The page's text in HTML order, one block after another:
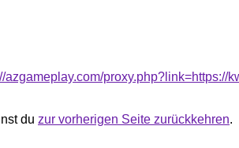
azgameplay.com/
du zur vorherigen Seite zurückkehren.